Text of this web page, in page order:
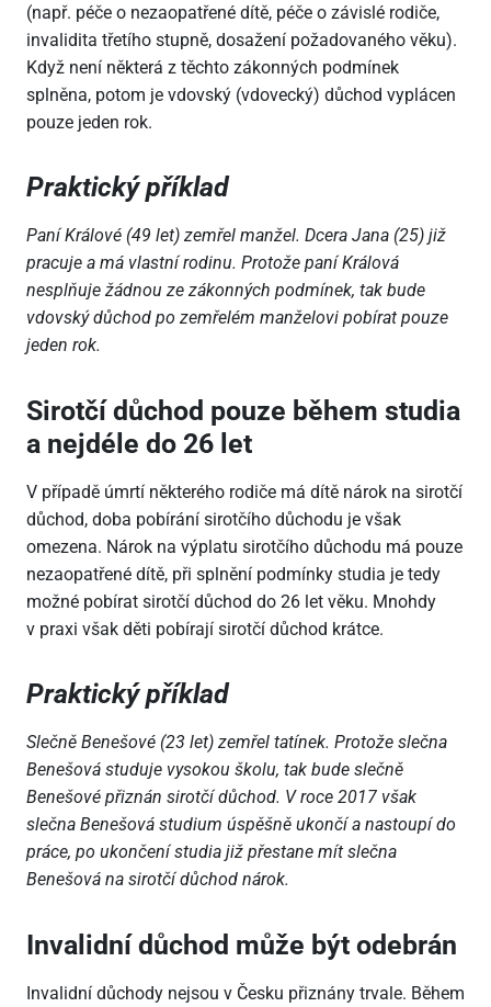
(např. péče o nezaopatřené dítě, péče o závislé rodiče,
invalidita třetího stupně, dosažení požadovaného věku).
Když není některá z těchto zákonných podmínek
splněna, potom je vdovský (vdovecký) důchod vyplácen
pouze jeden rok.
Praktický příklad
Paní Králové (49 let) zemřel manžel. Dcera Jana (25) již
pracuje a má vlastní rodinu. Protože paní Králová
nesplňuje žádnou ze zákonných podmínek, tak bude
vdovský důchod po zemřelém manželovi pobírat pouze
jeden rok.
Sirotčí důchod pouze během studia
a nejdéle do 26 let
V případě úmrtí některého rodiče má dítě nárok na sirotčí
důchod, doba pobírání sirotčího důchodu je však
omezena. Nárok na výplatu sirotčího důchodu má pouze
nezaopatřené dítě, při splnění podmínky studia je tedy
možné pobírat sirotčí důchod do 26 let věku. Mnohdy
v praxi však děti pobírají sirotčí důchod krátce.
Praktický příklad
Slečně Benešové (23 let) zemřel tatínek. Protože slečna
Benešová studuje vysokou školu, tak bude slečně
Benešové přiznán sirotčí důchod. V roce 2017 však
slečna Benešová studium úspěšně ukončí a nastoupí do
práce, po ukončení studia již přestane mít slečna
Benešová na sirotčí důchod nárok.
Invalidní důchod může být odebrán
Invalidní důchody nejsou v Česku přiznány trvale. Během